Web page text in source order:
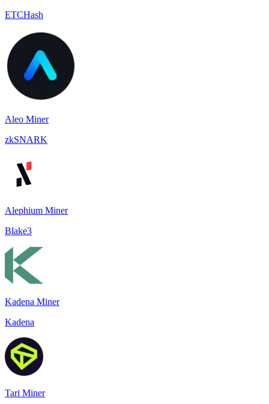
ETCHash
Aleo Miner
zkSNARK
Alephium Miner
Blake3
Kadena Miner
Kadena
Tari Miner